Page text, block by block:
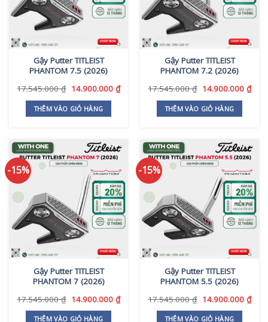
Gậy Putter TITLEIST
PHANTOM 7.5 (2026)
17.545.000₫ Giá
là:
17.545.000 ₫.
14.900.000 ₫Giá
THÊM VÀO GIỎ HÀNG
Gậy Putter TITLEIST
PHANTOM 7.2 (2026)
17.545.000₫ Giá
là:
17.545.000 ₫.
14.900.000 ₫Giá
THÊM VÀO GIỎ HÀNG
-15%
Gậy Putter TITLEIST
PHANTOM 7 (2026)
17.545.000₫ Giá
gốc
là:
14.900.000 ₫Giá
THÊM VÀO GIỎ HÀNG
-15%
Gậy Putter TITLEIST
PHANTOM 5.5 (2026)
17.545.000₫ Giá
gốc
là:
14.900.000 ₫Giá
THÊM VÀO GIỎ HÀNG